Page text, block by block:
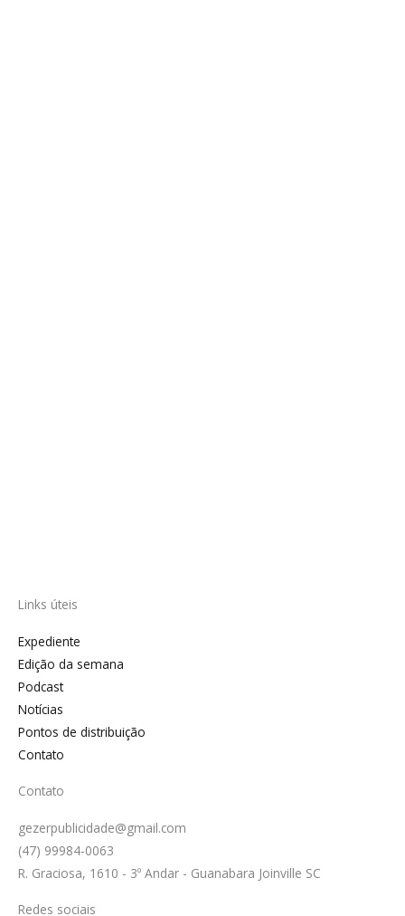
Links úteis
Expediente
Edição da semana
Podcast
Notícias
Pontos de distribuição
Contato
Contato
gezerpublicidade@gmail.com
(47) 99984-0063
R. Graciosa, 1610 - 3º Andar - Guanabara Joinville SC
Redes sociais